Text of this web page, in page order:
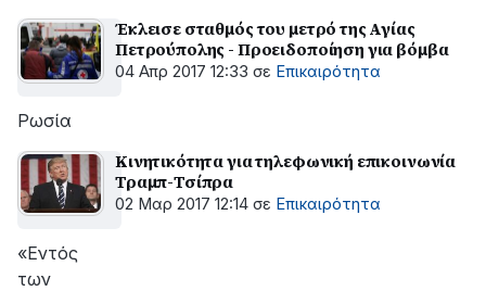
Έκλεισε σταθμός του μετρό της Αγίας
Πετρούπολης - Προειδοποίηση για βόμβα
04 Απρ 2017 12:33 σε Επικαιρότητα
Ρωσία
Κινητικότητα για τηλεφωνική επικοινωνία
Τραμπ-Τσίπρα
02 Μαρ 2017 12:14 σε Επικαιρότητα
«Εντός
των